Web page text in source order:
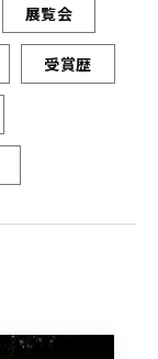
展覧会
受賞歴